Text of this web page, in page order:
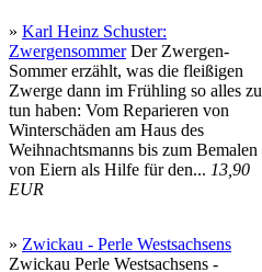
» Karl Heinz Schuster:
ZwergensommerDer Zwergen-
Sommer erzählt, was die fleißigen
Zwerge dann im Frühling so alles zu
tun haben: Vom Reparieren von
Winterschäden am Haus des
Weihnachtsmanns bis zum Bemalen
von Eiern als Hilfe für den... 13,90
EUR
» Zwickau - Perle Westsachsens
Zwickau Perle Westsachsens -